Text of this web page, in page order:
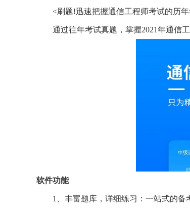
<刷题!迅速把握通信工程师考试的历
通过往年考试真题，掌握2021年通信
软件功能
1、丰富题库，详细练习：一站式的备